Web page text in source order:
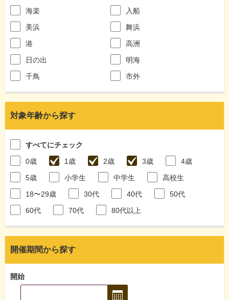
海楽
入船
美浜
舞浜
港
高洲
日の出
明海
千鳥
市外
対象年齢から探す
すべてにチェック
0歳
1歳 2歳 3歳
4歳
5歳
小学生 中学生
高校生
18〜29歳
30代 40代
50代
60代
70代 80代以上
開催期間から探す
開始